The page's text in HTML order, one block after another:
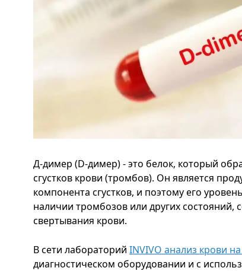
Д-димер (D-димер) - это белок, который
сгустков крови (тромбов). Он является
компонента сгустков, и поэтому его
наличии тромбозов или других
свертывания крови.
В сети лабораторий INVIVO анализ крови
диагностическом оборудовании и с